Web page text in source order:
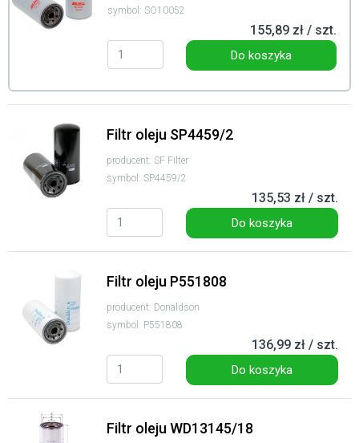
symbol: SO10052
155,89 zł / szt.
Do koszyka
Filtr oleju SP4459/2
producent: SF Filter
symbol: SP4459/2
135,53 zł / szt.
Do koszyka
Filtr oleju P551808
producent: Donaldson
symbol: P551808
136,99 zł / szt.
Do koszyka
Filtr oleju WD13145/18